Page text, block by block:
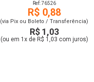
Ref: 76526
R$ 0,88
(via Pix ou Boleto / Transferência)
R$ 1,03
(ou em 1x de R$ 1,03 com juros)